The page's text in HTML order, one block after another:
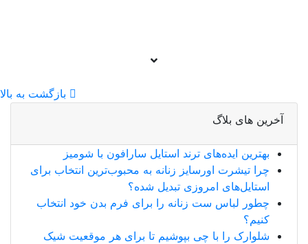
بازگشت به بالا
آخرین های بلاگ
بهترین ایده‌های ترند استایل سارافون با شومیز
چرا تیشرت اورسایز زنانه به محبوب‌ترین انتخاب برای
استایل‌های امروزی تبدیل شده؟
چطور لباس ست زنانه را برای فرم بدن خود انتخاب
کنیم؟
شلوارک را با چی بپوشیم تا برای هر موقعیت شیک